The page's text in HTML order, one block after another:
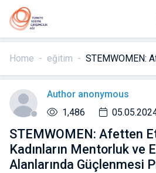
Home eğitim STEMWOMEN:
Author anonymous
1,486
STEMWOMEN: Afetten
Kadınların Mentorluk ve
Alanlarında Güçlenmesi